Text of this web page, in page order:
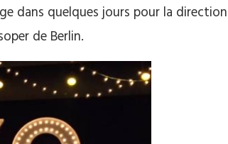
dans quelques jours pour la direction
de Berlin.